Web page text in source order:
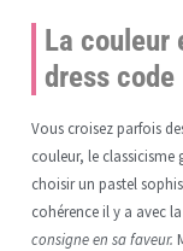
La couleur
dress code
Vous croisez parfois
couleur, le classicisme
choisir un pastel
cohérence il y a avec
consigne en sa faveur.